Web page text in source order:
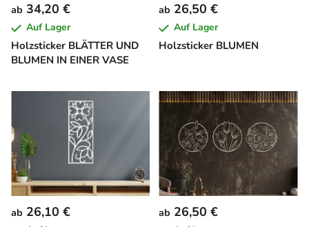
Holzsticker BLÄTTER UND
BLUMEN IN EINER VASE
ab 34,20 €
Auf Lager
Holzsticker BLUMEN
ab 26,50 €
Auf Lager
ab 26,10 € ab 26,50 €